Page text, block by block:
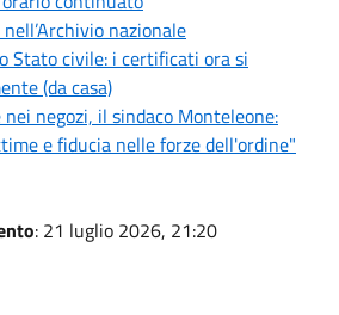
nazionale
Stato civile: i certificati ora si
(da casa)
negozi, il sindaco Monteleone:
e fiducia nelle forze dell'ordine"
: 21 luglio 2026, 21:20